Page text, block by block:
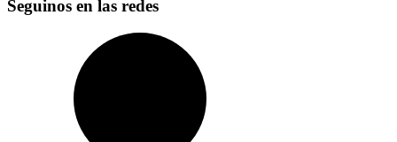
Seguinos en las redes